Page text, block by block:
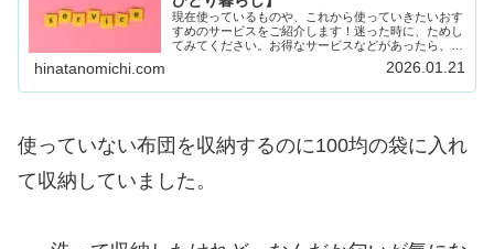
現在使っているものや、これから使っていきたいおす
すめのサービスをご紹介します！迷った時に、ためし
てみてください。お得なサービスなどがあったら、随
時載せていきます！Amazon prime (アマゾンプラ
イム) 30日間の無料体験ができます。…
hinatanomichi.com 2026.01.21
使っていない布団を収納するのに100均の袋に入れ
て収納していました。